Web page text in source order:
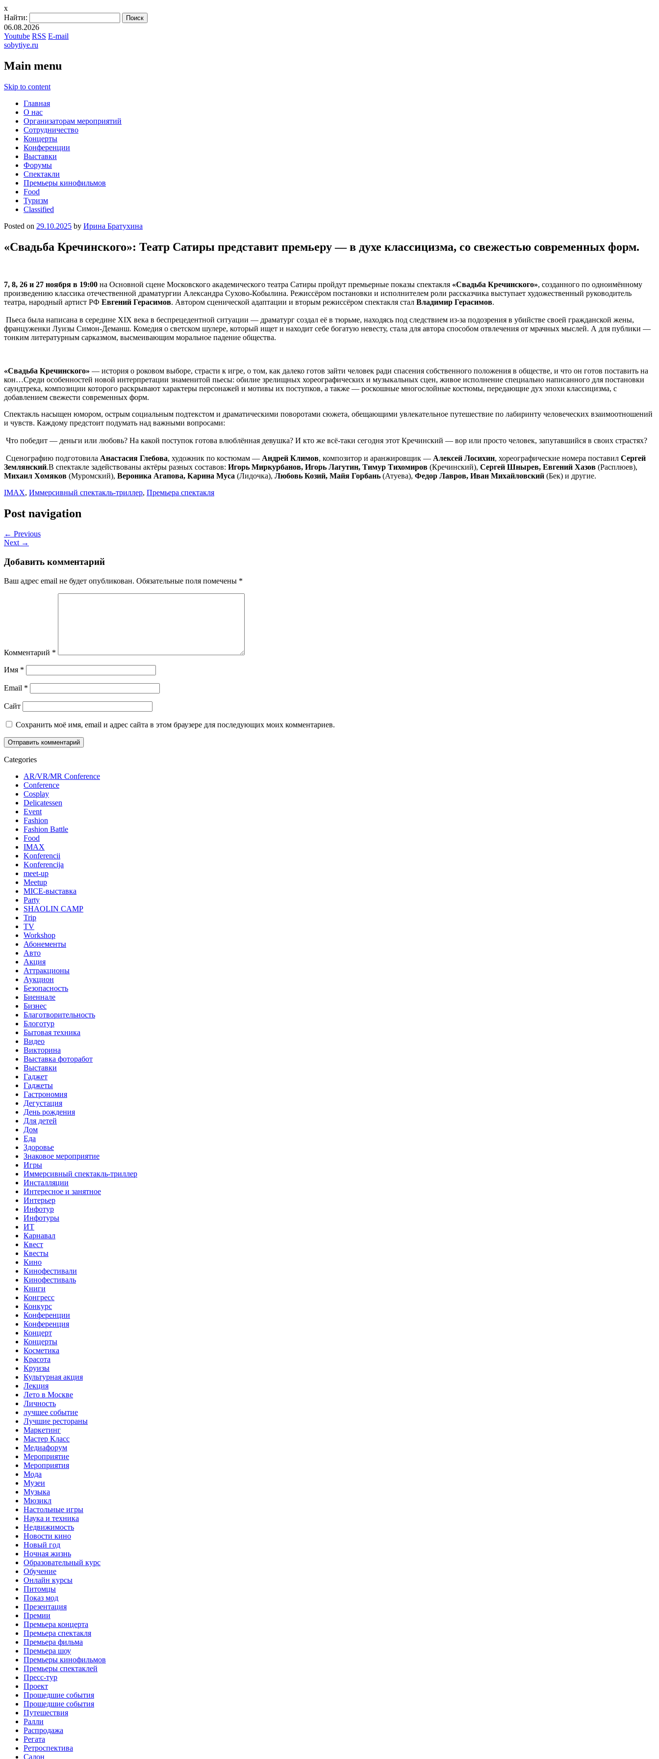
x
Найти:
06.08.2026
Youtube RSS E-mail
sobytiye.ru
Main menu
Skip to content
Главная
О нас
Организаторам мероприятий
Сотрудничество
Концерты
Конференции
Выставки
Форумы
Спектакли
Премьеры кинофильмов
Food
Туризм
Сlassified
Posted on 29.10.2025 by Ирина Братухина
«Свадьба Кречинского»: Театр Сатиры представит премьеру — в духе классицизма, со свежестью современных форм.
7, 8, 26 и 27 ноября в 19:00 на Основной сцене Московского академического театра Сатиры пройдут премьерные показы спектакля «Свадьба Кречинского», созданного по одноимённому
произведению классика отечественной драматургии Александра Сухово-Кобылина. Режиссёром постановки и исполнителем роли рассказчика выступает художественный руководитель
театра, народный артист РФ Евгений Герасимов. Автором сценической адаптации и вторым режиссёром спектакля стал Владимир Герасимов.
Пьеса была написана в середине XIX века в беспрецедентной ситуации — драматург создал её в тюрьме, находясь под следствием из-за подозрения в убийстве своей гражданской жены,
француженки Луизы Симон-Деманш. Комедия о светском шулере, который ищет и находит себе богатую невесту, стала для автора способом отвлечения от мрачных мыслей. А для публики —
тонким литературным сарказмом, высмеивающим моральное падение общества.
«Свадьба Кречинского» — история о роковом выборе, страсти к игре, о том, как далеко готов зайти человек ради спасения собственного положения в обществе, и что он готов поставить на
кон…Среди особенностей новой интерпретации знаменитой пьесы: обилие зрелищных хореографических и музыкальных сцен, живое исполнение специально написанного для постановки
саундтрека, композиции которого раскрывают характеры персонажей и мотивы их поступков, а также — роскошные многослойные костюмы, передающие дух эпохи классицизма, с
добавлением свежести современных форм.
Спектакль насыщен юмором, острым социальным подтекстом и драматическими поворотами сюжета, обещающими увлекательное путешествие по лабиринту человеческих взаимоотношений
и чувств. Каждому предстоит подумать над важными вопросами:
Что победит — деньги или любовь? На какой поступок готова влюблённая девушка? И кто же всё-таки сегодня этот Кречинский — вор или просто человек, запутавшийся в своих страстях?
Сценографию подготовила Анастасия Глебова, художник по костюмам — Андрей Климов, композитор и аранжировщик — Алексей Лосихин, хореографические номера поставил Сергей
Землянский.В спектакле задействованы актёры разных составов: Игорь Миркурбанов, Игорь Лагутин, Тимур Тихомиров (Кречинский), Сергей Шнырев, Евгений Хазов (Расплюев),
Михаил Хомяков (Муромский), Вероника Агапова, Карина Муса (Лидочка), Любовь Козий, Майя Горбань (Атуева), Федор Лавров, Иван Михайловский (Бек) и другие.
IMAX, Иммерсивный спектакль-триллер, Премьера спектакля
Post navigation
← Previous
Next →
Добавить комментарий
Ваш адрес email не будет опубликован. Обязательные поля помечены *
Комментарий *
Имя *
Email *
Сайт
Сохранить моё имя, email и адрес сайта в этом браузере для последующих моих комментариев.
Categories
AR/VR/MR Conference
Conference
Cosplay
Delicatessen
Event
Fashion
Fashion Battle
Food
IMAX
Konferencii
Konferencija
meet-up
Meetup
MICE-выставка
Party
SHAOLIN CAMP
Trip
TV
Workshop
Абонементы
Авто
Акция
Аттракционы
Аукцион
Безопасность
Биеннале
Бизнес
Благотворительность
Блоготур
Бытовая техника
Видео
Викторина
Выставка фоторабот
Выставки
Гаджет
Гаджеты
Гастрономия
Дегустация
День рождения
Для детей
Дом
Еда
Здоровье
Знаковое мероприятие
Игры
Иммерсивный спектакль-триллер
Инсталляции
Интересное и занятное
Интерьер
Инфотур
Инфотуры
ИТ
Карнавал
Квест
Квесты
Кино
Кинофестивали
Кинофестиваль
Книги
Конгресс
Конкурс
Конференции
Конференция
Концерт
Концерты
Косметика
Красота
Круизы
Культурная акция
Лекция
Лето в Москве
Личность
лучшее событие
Лучшие рестораны
Маркетинг
Мастер Класс
Медиафорум
Мероприятие
Мероприятия
Мода
Музеи
Музыка
Мюзикл
Настольные игры
Наука и техника
Недвижимость
Новости кино
Новый год
Ночная жизнь
Образовательный курс
Обучение
Онлайн курсы
Питомцы
Показ мод
Презентация
Премии
Премьера концерта
Премьера спектакля
Премьера фильма
Премьера шоу
Премьеры кинофильмов
Премьеры спектаклей
Пресс-тур
Проект
Прошедшие события
Прошедшие события
Путешествия
Ралли
Распродажа
Регата
Ретроспектива
Салон